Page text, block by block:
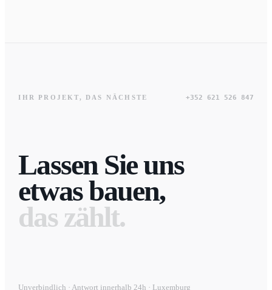
IHR PROJEKT, DAS NÄCHSTE +352 621 526 847
Lassen Sie uns
etwas bauen,
das zählt.
Unverbindlich · Antwort innerhalb 24h · Luxemburg